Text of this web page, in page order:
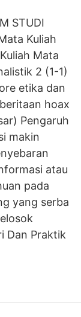
STUDI
Kuliah
Mata
2 (1-1)
etika dan
hoax
Pengaruh
makin
atau
pada
yang serba
Dan Praktik